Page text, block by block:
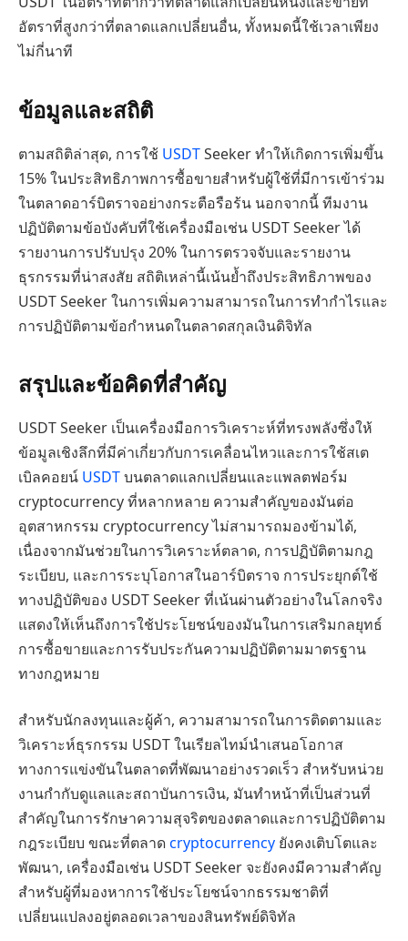
อัตราที่สูงกว่าที่ตลาดแลกเปลี่ยนอื่น, ทั้งหมดนี้ใช้เวลาเพียง
ไม่กี่นาที
ข้อมูลและสถิติ
ตามสถิติล่าสุด, การใช้ USDTSeeker ทำให้เกิดการเพิ่มขึ้น
15% ในประสิทธิภาพการซื้อขายสำหรับผู้ใช้ที่มีการเข้าร่วม
ในตลาดอาร์บิตราจอย่างกระตือรือร้น นอกจากนี้ ทีมงาน
ปฏิบัติตามข้อบังคับที่ใช้เครื่องมือเช่น USDT Seeker ได้
รายงานการปรับปรุง 20% ในการตรวจจับและรายงาน
ธุรกรรมที่น่าสงสัย สถิติเหล่านี้เน้นย้ำถึงประสิทธิภาพของ
USDT Seeker ในการเพิ่มความสามารถในการทำกำไรและ
การปฏิบัติตามข้อกำหนดในตลาดสกุลเงินดิจิทัล
สรุปและข้อคิดที่สำคัญ
USDT Seeker เป็นเครื่องมือการวิเคราะห์ที่ทรงพลังซึ่งให้
ข้อมูลเชิงลึกที่มีค่าเกี่ยวกับการเคลื่อนไหวและการใช้สเต
เบิลคอยน์ USDTบนตลาดแลกเปลี่ยนและแพลตฟอร์ม
cryptocurrency ที่หลากหลาย ความสำคัญของมันต่อ
อุตสาหกรรม cryptocurrency ไม่สามารถมองข้ามได้,
เนื่องจากมันช่วยในการวิเคราะห์ตลาด, การปฏิบัติตามกฎ
ระเบียบ, และการระบุโอกาสในอาร์บิตราจ การประยุกต์ใช้
ทางปฏิบัติของ USDT Seeker ที่เน้นผ่านตัวอย่างในโลกจริง
แสดงให้เห็นถึงการใช้ประโยชน์ของมันในการเสริมกลยุทธ์
การซื้อขายและการรับประกันความปฏิบัติตามมาตรฐาน
ทางกฎหมาย
สำหรับนักลงทุนและผู้ค้า, ความสามารถในการติดตามและ
วิเคราะห์ธุรกรรม USDT ในเรียลไทม์นำเสนอโอกาส
ทางการแข่งขันในตลาดที่พัฒนาอย่างรวดเร็ว สำหรับหน่วย
งานกำกับดูแลและสถาบันการเงิน, มันทำหน้าที่เป็นส่วนที่
สำคัญในการรักษาความสุจริตของตลาดและการปฏิบัติตาม
กฎระเบียบ ขณะที่ตลาด cryptocurrency ยังคงเติบโตและ
พัฒนา, เครื่องมือเช่น USDT Seeker จะยังคงมีความสำคัญ
สำหรับผู้ที่มองหาการใช้ประโยชน์จากธรรมชาติที่
เปลี่ยนแปลงอยู่ตลอดเวลาของสินทรัพย์ดิจิทัล